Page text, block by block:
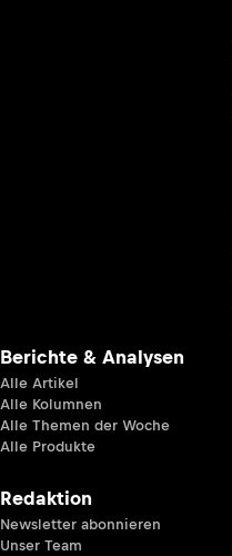
Berichte & Analysen
Alle Artikel
Alle Kolumnen
Alle Themen der Woche
Alle Produkte
Redaktion
Newsletter abonnieren
Unser Team